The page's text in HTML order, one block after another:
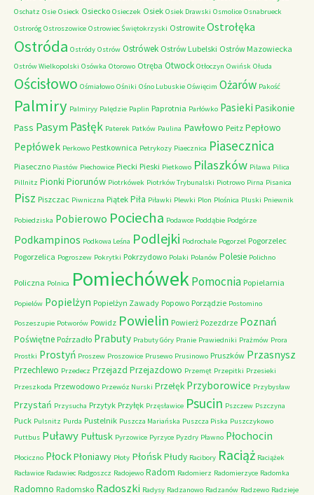
Oschatz Osie Osieck Osiecko Osieczek Osiek Osiek Drawski Osmolice Osnabrueck
Ostroróg Ostroszowice Ostrowiec Świętokrzyski Ostrowite Ostrołęka
Ostróda Ostródy Ostrów Ostrówek Ostrów Lubelski Ostrów Mazowiecka
Ostrów Wielkopolski Osówka Otorowo Otręba Otwock Otłoczyn Owińsk Ołuda
Ościsłowo Ośmiałowo Ośniki Ośno Lubuskie Oświęcim Ożarów Pakość
Palmiry Palmiryy Palędzie Paplin Paprotnia Parłówko Pasieki Pasikonie
Pass PasymPasłęk Paterek Patków Paulina Pawłowo Peitz Pepłowo
Pepłówek Perkowo Pestkownica Petrykozy Piaecznica Piasecznica
Piaseczno Piastów Piechowice Piecki Pieski Pietkowo Pilaszków Pilawa Pilica
Pillnitz Pionki Piorunów Piotrkówek Piotrków Trybunalski Piotrowo Pirna Pisanica
Pisz Piszczac Piwniczna Piątek Piła Piławki Plewki Plon Plośnica Pluski Pniewnik
Pobiedziska Pobierowo Pociecha Podawce Poddąbie Podgórze
Podkampinos Podkowa Leśna Podlejki Podrochale Pogorzel Pogorzelec
Pogorzelica Pogroszew Pokrytki Pokrzydowo Polaki Polanów Polesie Polichno
Policzna Polnica PomiechówekPomocnia Popielarnia
Popielów Popielżyn Popielżyn Zawady Popowo Porządzie Postomino
Poszeszupie Potworów Powidz Powielin Powierż Pozezdrze Poznań
Poświętne Poźrzadło Prabuty Prabuty Góry Pranie Prawiedniki Prażmów Prora
Prostki Prostyń Proszew Proszowice Prusewo Prusinowo Pruszków Przasnysz
Przechlewo Przedecz Przejazd Przejazdowo Przemęt Przepitki Przesieki
Przeszkoda Przewodowo Przewóz Nurski Przełęk Przyborowice Przybysław
Przystań Przysucha Przytyk Przyłęk Przęsławice Psucin Pszczew Pszczyna
Puck Pulsnitz Purda Pustelnik Puszcza Mariańska Puszcza Piska Puszczykowo
Puttbus Puławy Pułtusk Pyrzowice Pyrzyce Pyzdry Pławno Płochocin
Płociczno PłockPłoniawy Płoty PłońskPłudy Racibory Raciąż Raciążek
Racławice Radawiec Radgoszcz Radojewo Radom Radomierz Radomierzyce Radomka
Radomno Radomsko Radoszki Radysy Radzanowo Radzanów Radzewo Radzieje